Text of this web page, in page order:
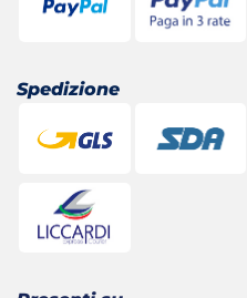
Spedizione